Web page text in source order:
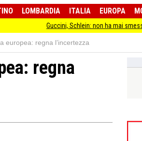
LOMBARDIA ITALIA EUROPA
Guccini, Schlein: non ha mai smesso di stare
europea: regna l’incertezza
regna